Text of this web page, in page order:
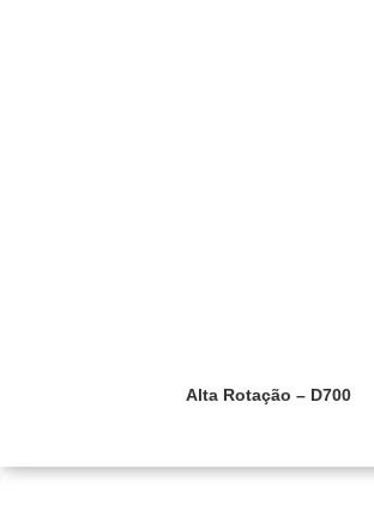
Alta Rotação – D700